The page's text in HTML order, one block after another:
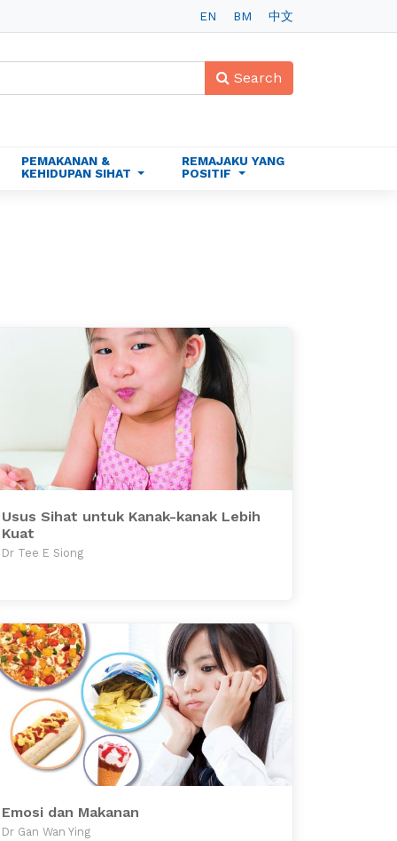
EN BM 中文
Search
PEMAKANAN &
KEHIDUPAN SIHAT
REMAJAKU YANG
POSITIF
Usus Sihat untuk Kanak-kanak Lebih
Kuat
Dr Tee E Siong
Emosi dan Makanan
Dr Gan Wan Ying